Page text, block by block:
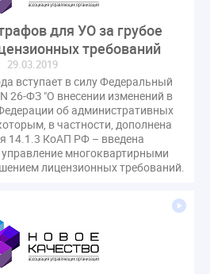
для УО за грубое
требований
29.03.2019
вступает в силу Федеральный
26-ФЗ "О внесении изменений в
об административных
в частности, дополнена
14.1.3 КоАП РФ – введена
управление многоквартирными
лицензионных требований.